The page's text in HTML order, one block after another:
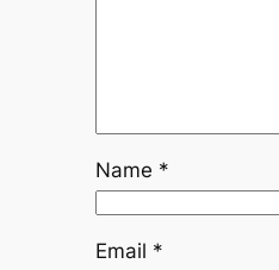
Name *
Email *